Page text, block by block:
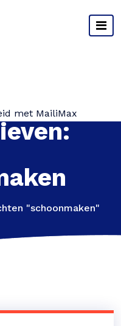
met MailiMax
"schoonmaken"